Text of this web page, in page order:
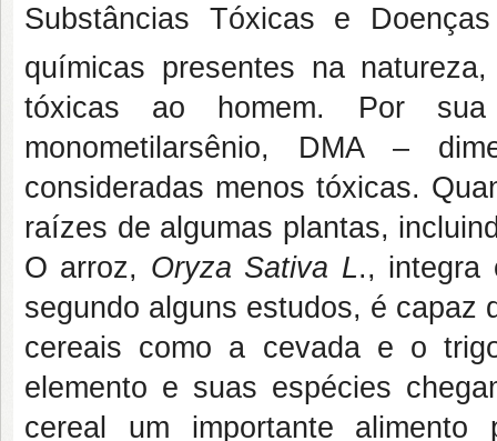
Substâncias Tóxicas e
químicas presentes na
tóxicas ao homem. Por
monometilarsênio, DMA –
consideradas menos tóxicas.
raízes de algumas plantas,
O arroz, Oryza Sativa L., integra
segundo alguns estudos, é capaz
cereais como a cevada e o
elemento e suas espécies
cereal um importante